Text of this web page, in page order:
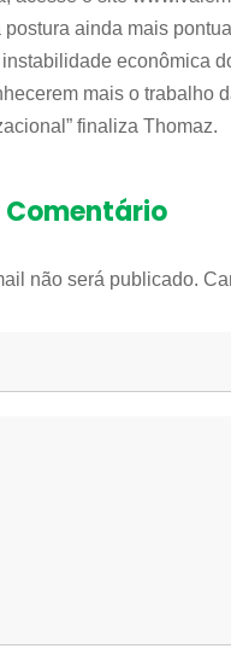
postura ainda mais
econômica
mais o trabalho
finaliza Thomaz.
não será publicado.